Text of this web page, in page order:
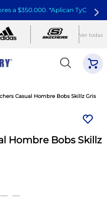
a $350.000. *Aplican TyC
Ver todas
Casual Hombre Bobs Skillz Gris
Hombre Bobs Skillz